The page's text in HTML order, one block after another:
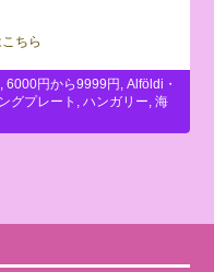
ちら
,6000円から9999円 ,Alföldi・
グプレート ,ハンガリー ,海